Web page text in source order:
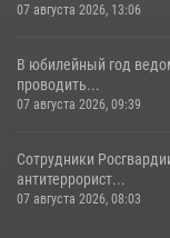
07 августа 2026, 13:06
В юбилейный год
проводить...
07 августа 2026, 09:39
Сотрудники
антитеррорист...
07 августа 2026, 08:03